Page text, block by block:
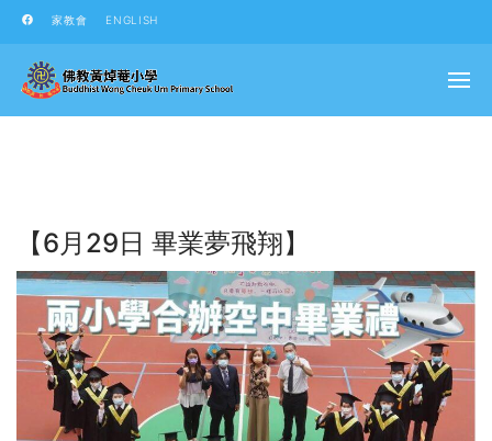
家教會 ENGLISH
【6月29日 畢業夢飛翔】